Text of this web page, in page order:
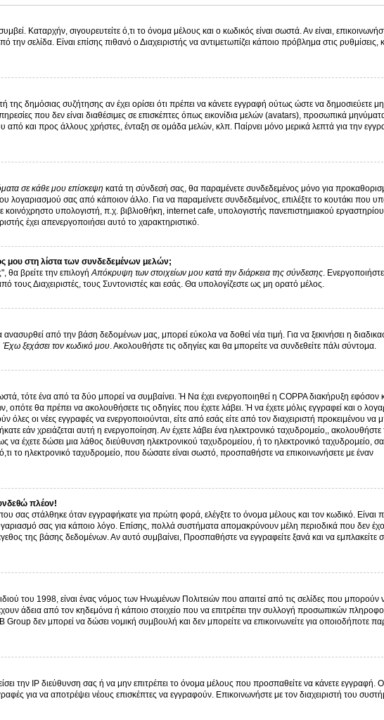
Καταρχήν, σιγουρευτείτε ό,τι το όνομα μέλους και ο κωδικός είναι σωστά. Αν είναι,
την σελίδα. Είναι επίσης πιθανό ο Διαχειριστής να αντιμετωπίζει κάποιο πρόβλημα στις ρυθμίσεις,
της δημόσιας συζήτησης αν έχει ορίσει ότι πρέπει να κάνετε εγγραφή ούτως ώστε να δημοσιεύετε
που δεν είναι διαθέσιμες σε επισκέπτες όπως εικονίδια μελών (avatars), προσωπικά
και προς άλλους χρήστες, ένταξη σε ομάδα μελών, κλπ. Παίρνει μόνο μερικά λεπτά για την
σε κάθε μου επίσκεψη κατά τη σύνδεσή σας, θα παραμένετε συνδεδεμένος μόνο για
λογαριασμού σας από κάποιον άλλο. Για να παραμείνετε συνδεδεμένος, επιλέξτε το κουτάκι που
κοινόχρηστο υπολογιστή, π.χ. βιβλιοθήκη, internet cafe, υπολογιστής πανεπιστημιακού
έχει απενεργοποιήσει αυτό το χαρακτηριστικό.
μου στη λίστα των συνδεδεμένων μελών;
θα βρείτε την επιλογήΑπόκρυψη των στοιχείων μου κατά την διάρκεια της σύνδεσης.
τους Διαχειριστές, τους Συντονιστές και εσάς. Θα υπολογίζεστε ως μη ορατό μέλος.
από την βάση δεδομένων μας, μπορεί εύκολα να δοθεί νέα τιμή. Για να ξεκινήσει η
Έχω ξεχάσει τον κωδικό μου. Ακολουθήστε τις οδηγίες και θα μπορείτε να συνδεθείτε πάλι σύντομα.
τότε ένα από τα δύο μπορεί να συμβαίνει. Ή Να έχει ενεργοποιηθεί η COPPA διακήρυξη εφόσον
οπότε θα πρέπει να ακολουθήσετε τις οδηγίες που έχετε λάβει. Ή να έχετε μόλις εγγραφεί και ο
όλες οι νέες εγγραφές να ενεργοποιούνται, είτε από εσάς είτε από τον διαχειριστή προκειμένου να
εάν χρειάζεται αυτή η ενεργοποίηση. Αν έχετε λάβει ένα ηλεκτρονικό ταχυδρομείο,, ακολουθήστε
να έχετε δώσει μια λάθος διεύθυνση ηλεκτρονικού ταχυδρομείου, ή το ηλεκτρονικό ταχυδρομείο,
το ηλεκτρονικό ταχυδρομείο, που δώσατε είναι σωστό, προσπαθήστε να επικοινωνήσετε με έναν
πλέον!
σας στάλθηκε όταν εγγραφήκατε για πρώτη φορά, ελέγξτε το όνομα μέλους και τον κωδικό. Είναι
σας για κάποιο λόγο. Επίσης, πολλά συστήματα απομακρύνουν μέλη περιοδικά που δεν
της βάσης δεδομένων. Αν αυτό συμβαίνει, Προσπαθήστε να εγγραφείτε ξανά και να εμπλακείτε
του 1998, είναι ένας νόμος των Ηνωμένων Πολιτειών που απαιτεί από τις σελίδες που μπορούν
άδεια από τον κηδεμόνα ή κάποιο στοιχείο που να επιτρέπει την συλλογή προσωπικών
δεν μπορεί να δώσει νομική συμβουλή και δεν μπορείτε να επικοινωνείτε για οποιοδήποτε
την IP διεύθυνση σας ή να μην επιτρέπει το όνομα μέλους που προσπαθείτε να κάνετε εγγραφή. Ο
για να αποτρέψει νέους επισκέπτες να εγγραφούν. Επικοινωνήστε με τον διαχειριστή του